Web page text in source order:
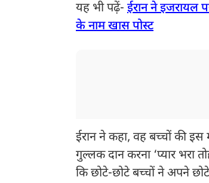
यह भी पढ़ें- ईरान ने इजरायल
के नाम खास पोस्ट
ईरान ने कहा, वह बच्चों की
गुल्लक दान करना ‘प्यार भरा
कि छोटे-छोटे बच्चों ने अपने